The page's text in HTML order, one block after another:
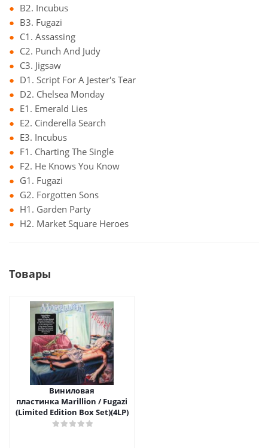
B2. Incubus
B3. Fugazi
C1. Assassing
C2. Punch And Judy
C3. Jigsaw
D1. Script For A Jester's Tear
D2. Chelsea Monday
E1. Emerald Lies
E2. Cinderella Search
E3. Incubus
F1. Charting The Single
F2. He Knows You Know
G1. Fugazi
G2. Forgotten Sons
H1. Garden Party
H2. Market Square Heroes
Товары
Виниловая
пластинка Marillion / Fugazi
(Limited Edition Box Set)(4LP)